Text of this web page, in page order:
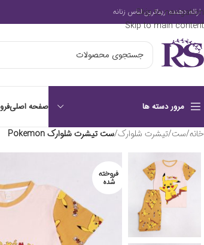
Skip to navigation
Skip to main content
ارائه دهنده زیباترین لباس زنانه
مرور دسته ها صفحه اصلی
خانه/ست/تیشرت شلوارک/ست تیشرت شلوارک Pokemon
فروخته
شده